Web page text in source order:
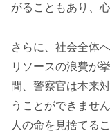
がることもあり、
さらに、社会全体
リソースの浪費が
間、警察官は本来
うことができませ
人の命を見捨てる